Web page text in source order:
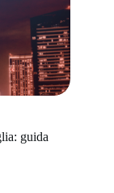
guida